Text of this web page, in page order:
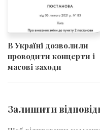
В Україні дозволили
проводити концерти і
масові заходи
Залишити